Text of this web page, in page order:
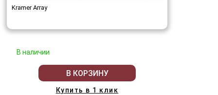
Kramer Array
В наличии
В КОРЗИНУ
Купить в 1 клик